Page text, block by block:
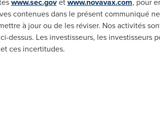
contenues dans le présent communiqué
à jour ou de les réviser. Nos activités
dessus. Les investisseurs, les
ces incertitudes.